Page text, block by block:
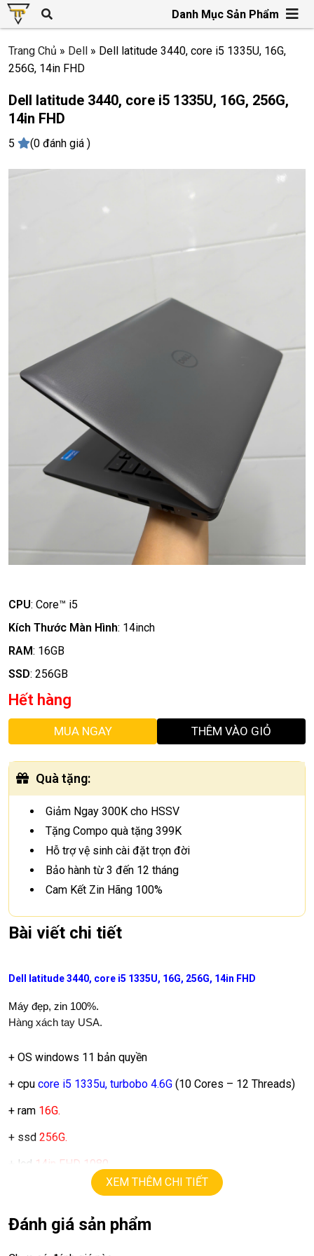
Danh Mục Sản Phẩm
Trang Chủ » Dell » Dell latitude 3440, core i5 1335U, 16G,
256G, 14in FHD
Dell latitude 3440, core i5 1335U, 16G, 256G,
14in FHD
5 (0 đánh giá )
CPU: Core™ i5
Kích Thước Màn Hình: 14inch
RAM: 16GB
SSD: 256GB
Hết hàng
MUA NGAY THÊM VÀO GIỎ
Quà tặng:
Giảm Ngay 300K cho HSSV
Tặng Compo quà tặng 399K
Hỗ trợ vệ sinh cài đặt trọn đời
Bảo hành từ 3 đến 12 tháng
Cam Kết Zin Hãng 100%
Bài viết chi tiết
Dell latitude 3440, core i5 1335U, 16G, 256G, 14in FHD
Máy đẹp, zin 100%.
Hàng xách tay USA.
+ OS windows 11 bản quyền
+ cpu core i5 1335u, turbobo 4.6G (10 Cores – 12 Threads)
+ ram 16G.
+ ssd 256G.
+ lcd 14in FHD 1080.
+ Vga intel Iris Xe
+ usb 3.0, webcam, hdmi, usb type C
XEM THÊM CHI TIẾT
Đánh giá sản phẩm